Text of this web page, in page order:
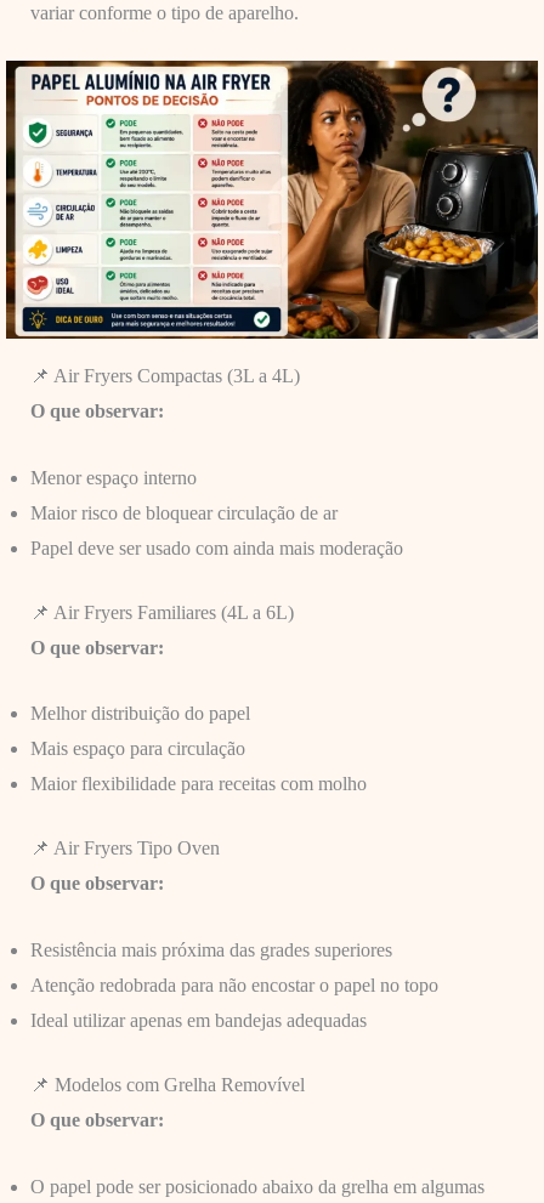
variar conforme o tipo de aparelho.
📌 Air Fryers Compactas (3L a 4L)
O que observar:
Menor espaço interno
Maior risco de bloquear circulação de ar
Papel deve ser usado com ainda mais moderação
📌 Air Fryers Familiares (4L a 6L)
O que observar:
Melhor distribuição do papel
Mais espaço para circulação
Maior flexibilidade para receitas com molho
📌 Air Fryers Tipo Oven
O que observar:
Resistência mais próxima das grades superiores
Atenção redobrada para não encostar o papel no topo
Ideal utilizar apenas em bandejas adequadas
📌 Modelos com Grelha Removível
O que observar:
O papel pode ser posicionado abaixo da grelha em algumas